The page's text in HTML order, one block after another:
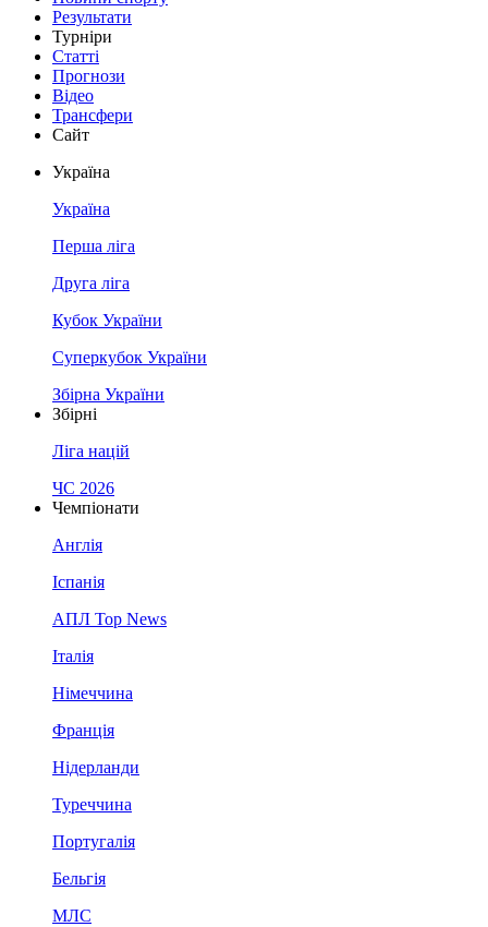
Результати
Турніри
Статті
Прогнози
Відео
Трансфери
Сайт
Україна
Україна
Перша ліга
Друга ліга
Кубок України
Суперкубок України
Збірна України
Збірні
Ліга націй
ЧС 2026
Чемпіонати
Англія
Іспанія
АПЛ Top News
Італія
Німеччина
Франція
Нідерланди
Туреччина
Португалія
Бельгія
МЛС